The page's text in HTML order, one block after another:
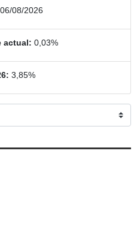
06/08/2026
actual: 0,03%
3,85%